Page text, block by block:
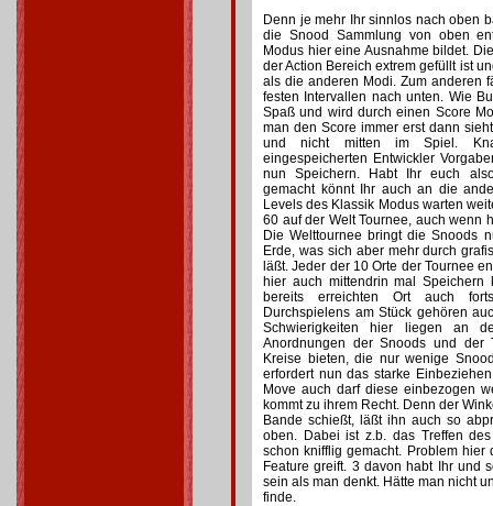
Denn je mehr Ihr sinnlos nach oben
die Snood Sammlung von oben
Modus hier eine Ausnahme bildet.
der Action Bereich extrem gefüllt ist
als die anderen Modi. Zum anderen
festen Intervallen nach unten. Wie
Spaß und wird durch einen Score
man den Score immer erst dann
und nicht mitten im Spiel.
eingespeicherten Entwickler
nun Speichern. Habt Ihr euch
gemacht könnt Ihr auch an die
Levels des Klassik Modus warten
60 auf der Welt Tournee, auch wenn
Die Welttournee bringt die Snoods
Erde, was sich aber mehr durch
läßt. Jeder der 10 Orte der Tournee
hier auch mittendrin mal
bereits erreichten Ort auch
Durchspielens am Stück gehören
Schwierigkeiten hier liegen an
Anordnungen der Snoods und der
Kreise bieten, die nur wenige
erfordert nun das starke
Move auch darf diese einbezogen
kommt zu ihrem Recht. Denn der
Bande schießt, läßt ihn auch so
oben. Dabei ist z.b. das Treffen
schon knifflig gemacht. Problem
Feature greift. 3 davon habt Ihr und
sein als man denkt. Hätte man nicht
finde.